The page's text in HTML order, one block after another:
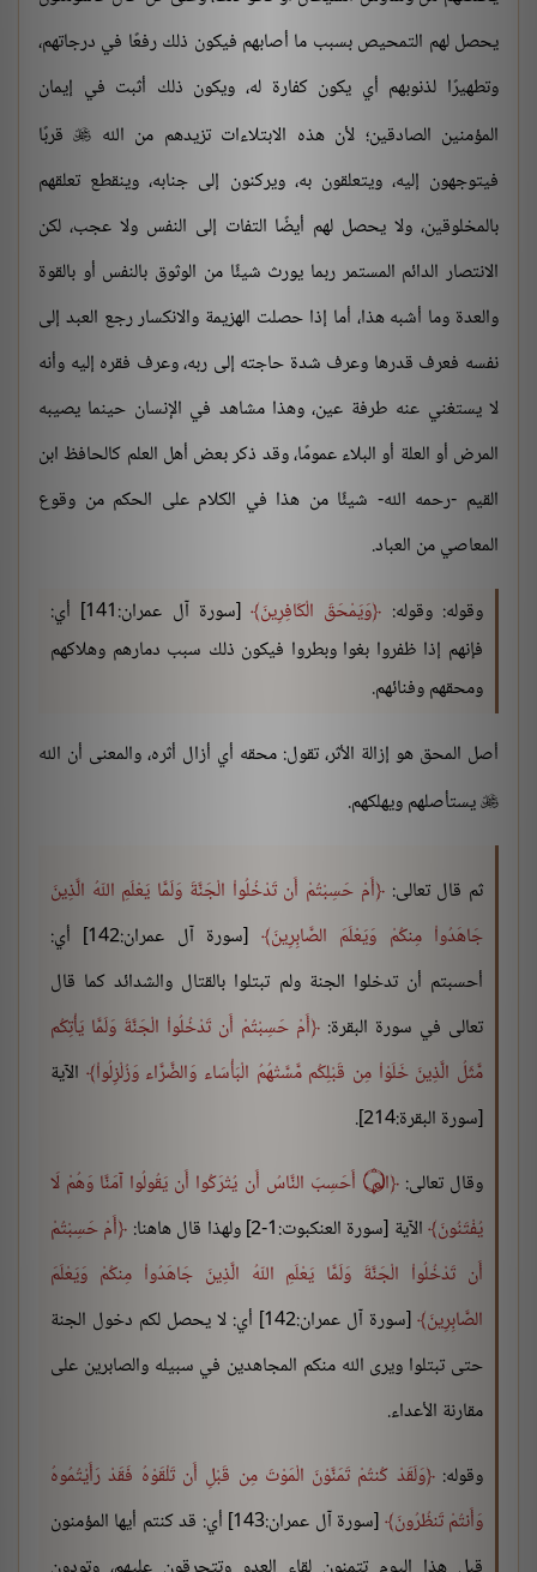
يحصل لهم التمحيص بسبب ما أصابهم فيكون ذلك رفعًا في درجاتهم،
وتطهيرًا لذنوبهم أي يكون كفارة له، ويكون ذلك أثبت في إيمان
المؤمنين الصادقين؛ لأن هذه الابتلاءات تزيدهم من الله قربًا
فيتوجهون إليه، ويتعلقون به، ويركنون إلى جنابه، وينقطع تعلقهم
بالمخلوقين، ولا يحصل لهم أيضًا التفات إلى النفس ولا عجب، لكن
الانتصار الدائم المستمر ربما يورث شيئًا من الوثوق بالنفس أو بالقوة
والعدة وما أشبه هذا، أما إذا حصلت الهزيمة والانكسار رجع العبد إلى
نفسه فعرف قدرها وعرف شدة حاجته إلى ربه، وعرف فقره إليه وأنه
لا يستغني عنه طرفة عين، وهذا مشاهد في الإنسان حينما يصيبه
المرض أو العلة أو البلاء عمومًا، وقد ذكر بعض أهل العلم كالحافظ ابن
القيم -رحمه الله- شيئًا من هذا في الكلام على الحكم من وقوع
المعاصي من العباد.
وقوله: وقوله: وَيَمْحَقَ الْكَافِرِينَ
[سورة آل عمران:141] أي:
فإنهم إذا ظفروا بغوا وبطروا فيكون ذلك سبب دمارهم وهلاكهم
ومحقهم وفنائهم.
أصل المحق هو إزالة الأثر، تقول: محقه أي أزال أثره، والمعنى أن الله
 يستأصلهم ويهلكهم.
ثم قال تعالى: أَمْ حَسِبْتُمْ أَن تَدْخُلُواْ الْجَنَّةَ وَلَمَّا يَعْلَمِ اللّهُ الَّذِينَ
جَاهَدُواْ مِنكُمْ وَيَعْلَمَ الصَّابِرِينَ
[سورة آل عمران:142] أي:
أحسبتم أن تدخلوا الجنة ولم تبتلوا بالقتال والشدائد كما قال
تعالى في سورة البقرة: أَمْ حَسِبْتُمْ أَن تَدْخُلُواْ الْجَنَّةَ وَلَمَّا يَأْتِكُم
مَّثَلُ الَّذِينَ خَلَوْاْ مِن قَبْلِكُم مَّسَّتْهُمُ الْبَأْسَاء وَالضَّرَّاء وَزُلْزِلُواْ الآية
[سورة البقرة:214].
وقال تعالى:
الم ۝ أَحَسِبَ النَّاسُ أَن يُتْرَكُوا أَن يَقُولُوا آمَنَّا وَهُمْ لَا
يُفْتَنُونَ الآية [سورة العنكبوت:1-2] ولهذا قال هاهنا:
أَمْ حَسِبْتُمْ
أَن تَدْخُلُواْ الْجَنَّةَ وَلَمَّا يَعْلَمِ اللّهُ الَّذِينَ جَاهَدُواْ مِنكُمْ وَيَعْلَمَ
الصَّابِرِينَ
[سورة آل عمران:142] أي: لا يحصل لكم دخول الجنة
حتى تبتلوا ويرى الله منكم المجاهدين في سبيله والصابرين على
مقارنة الأعداء.
وقوله: وَلَقَدْ كُنتُمْ تَمَنَّوْنَ الْمَوْتَ مِن قَبْلِ أَن تَلْقَوْهُ فَقَدْ رَأَيْتُمُوهُ
وَأَنتُمْ تَنظُرُونَ
[سورة آل عمران:143] أي: قد كنتم أيها المؤمنون